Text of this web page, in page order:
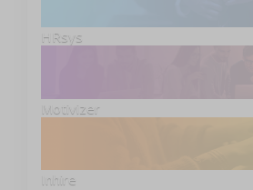
HRsys
Motivizer
Inhire